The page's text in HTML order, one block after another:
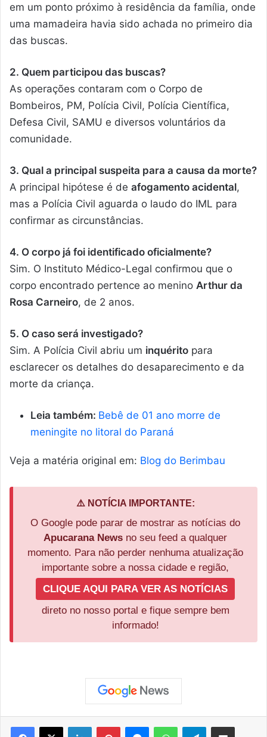
em um ponto próximo à residência da família, onde
uma mamadeira havia sido achada no primeiro dia
das buscas.
2. Quem participou das buscas?
As operações contaram com o Corpo de
Bombeiros, PM, Polícia Civil, Polícia Científica,
Defesa Civil, SAMU e diversos voluntários da
comunidade.
3. Qual a principal suspeita para a causa da morte?
A principal hipótese é de afogamento acidental,
mas a Polícia Civil aguarda o laudo do IML para
confirmar as circunstâncias.
4. O corpo já foi identificado oficialmente?
Sim. O Instituto Médico-Legal confirmou que o
corpo encontrado pertence ao menino Arthur da
Rosa Carneiro, de 2 anos.
5. O caso será investigado?
Sim. A Polícia Civil abriu um inquérito para
esclarecer os detalhes do desaparecimento e da
morte da criança.
Leia também: Bebê de 01 ano morre de
meningite no litoral do Paraná
Veja a matéria original em: Blog do Berimbau
⚠️ NOTÍCIA IMPORTANTE:
O Google pode parar de mostrar as notícias do
Apucarana News no seu feed a qualquer
momento. Para não perder nenhuma atualização
importante sobre a nossa cidade e região,
CLIQUE AQUI PARA VER AS NOTÍCIAS
direto no nosso portal e fique sempre bem
informado!
Facebook
X LinkedinPinterestMessengerWhatsAppTelegramCompartilhar via e-mail